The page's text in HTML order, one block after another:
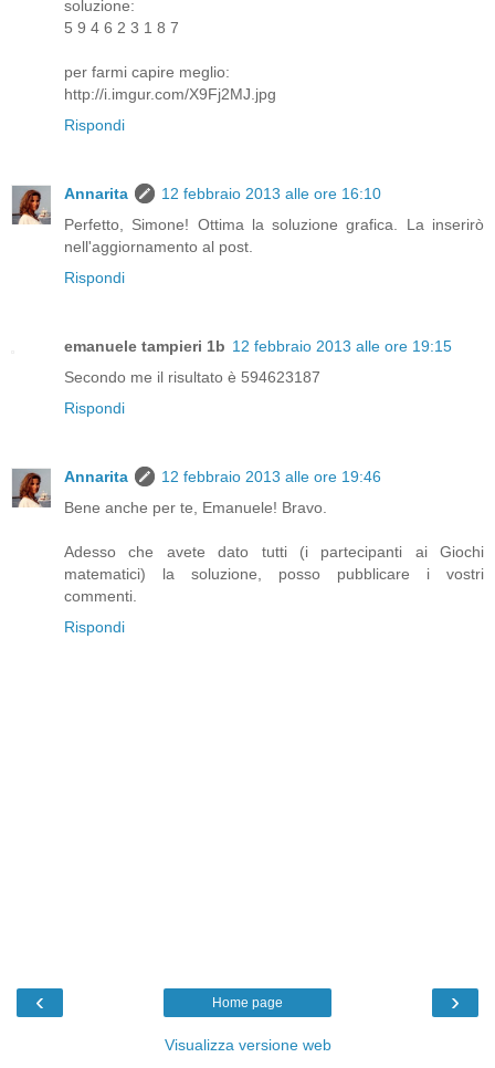
soluzione:
5 9 4 6 2 3 1 8 7
per farmi capire meglio:
http://i.imgur.com/X9Fj2MJ.jpg
Rispondi
Annarita
12 febbraio 2013 alle ore 16:10
Perfetto, Simone! Ottima la soluzione grafica. La inserirò
nell'aggiornamento al post.
Rispondi
emanuele tampieri 1b 12 febbraio 2013 alle ore 19:15
Secondo me il risultato è 594623187
Rispondi
Annarita
12 febbraio 2013 alle ore 19:46
Bene anche per te, Emanuele! Bravo.
Adesso che avete dato tutti (i partecipanti ai Giochi
matematici) la soluzione, posso pubblicare i vostri
commenti.
Rispondi
‹ ›
Home page
Visualizza versione web